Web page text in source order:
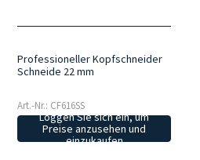
Professioneller Kopfschneider
Schneide 22 mm
Art.-Nr.: CF616SS
Loggen Sie sich ein, um
Preise anzusehen und
einzukaufen